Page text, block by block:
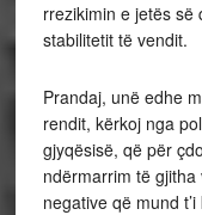
rrezikimin e jetës
stabilitetit të vendit.
Prandaj, unë edhe
rendit, kërkoj nga
gjyqësisë, që për
ndërmarrim të
negative që mund